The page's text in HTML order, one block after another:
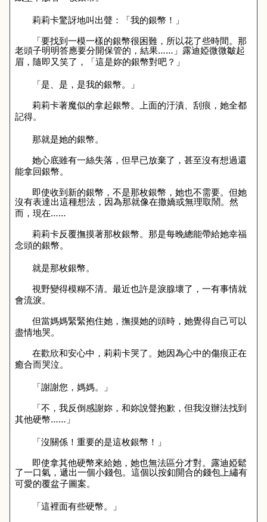
莉莉卡驚訝地叫出聲：「我的銀幣！」
「要找到一模一樣的銀幣很困難，所以花了些時間。那
老頭子明明答應要分開保管的，結果……」露迪婭微微皺起
眉，隨即又笑了，「這是妳的銀幣對吧？」
「是、是，是我的銀幣。」
莉莉卡著魔似的拿起銀幣。上面的汙漬、刮痕，她全都
記得。
那就是她的銀幣。
她心底雖有一絲失落，但早已放棄了，甚至沒有想過還
能拿回銀幣。
即使收到新的銀幣，不是那枚銀幣，她也不需要。但她
沒有表達出這種想法，因為那就像在撒嬌或無理取鬧。然
而，現在……
莉莉卡反覆撫摸著那枚銀幣。那是每晚總能帶給她幸福
念頭的銀幣。
就是那枚銀幣。
視野變得模糊不清。最近也許是淚腺壞了，一有事情就
會流淚。
但當媽媽緊緊抱住她，撫摸她的頭時，她覺得自己可以
盡情地哭。
在歡欣和安心中，莉莉卡哭了。她因為心中的傷痕正在
癒合而哭泣。
「謝謝您，媽媽。」
「不，我反倒感謝妳，和妳說聲抱歉，但我沒辦法找到
其他硬幣……」
「沒關係！重要的是這枚銀幣！」
即使拿其他硬幣來給她，她也無法區分才對。露迪婭鬆
了一口氣，遞出一個小錢包。這個以按釦開合的錢包上繡有
可愛的覆盆子圖案。
「這裡面有些硬幣。」